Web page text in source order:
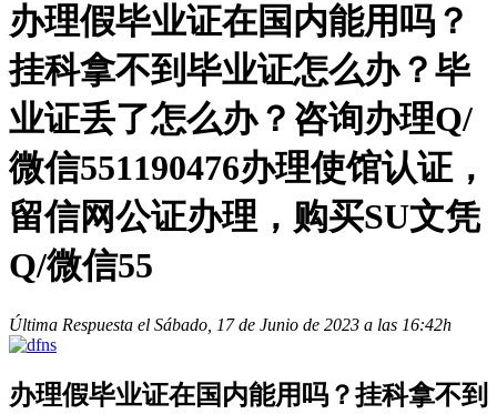
办理假毕业证在国内能用吗？
挂科拿不到毕业证怎么办？毕
业证丢了怎么办？咨询办理Q/
微信551190476办理使馆认证，
留信网公证办理，购买SU文凭
Q/微信55
Última Respuesta el Sábado, 17 de Junio de 2023 a las 16:42h
办理假毕业证在国内能用吗？挂科拿不到